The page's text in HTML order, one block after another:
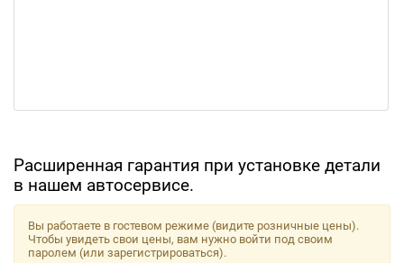
Расширенная гарантия при установке детали
в нашем автосервисе.
Вы работаете в гостевом режиме (видите розничные цены).
Чтобы увидеть свои цены, вам нужно войти под своим
паролем (или зарегистрироваться).